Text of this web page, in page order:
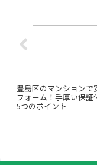
豊島区のマンションで
フォーム！手厚い保証
5つのポイント